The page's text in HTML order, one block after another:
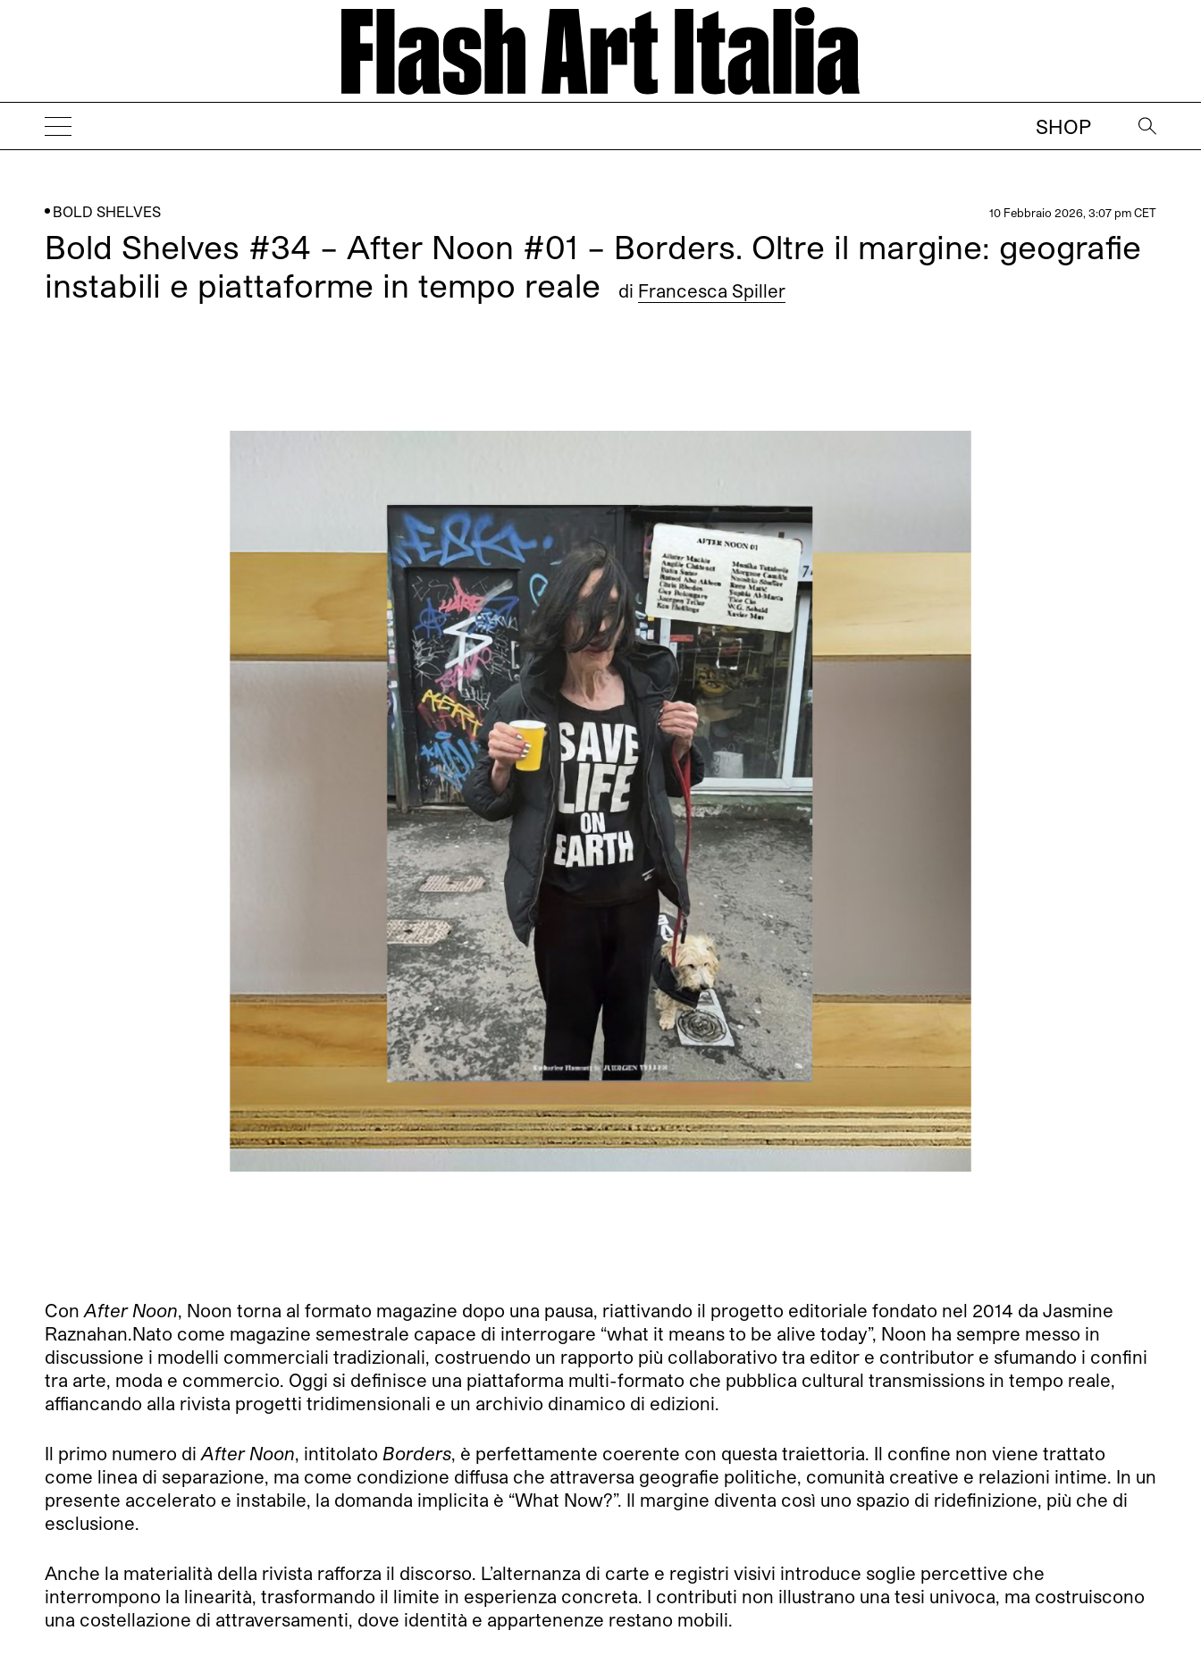
SHOP
→
BOLD SHELVES 10 Febbraio 2026, 3:07 pm CET
Bold Shelves #34 – After Noon #01 – Borders. Oltre il margine: geografie
instabili e piattaforme in tempo reale
di Francesca Spiller
Con After Noon, Noon torna al formato magazine dopo una pausa, riattivando il progetto editoriale fondato nel 2014 da Jasmine
Raznahan.Nato come magazine semestrale capace di interrogare “what it means to be alive today”, Noon ha sempre messo in
discussione i modelli commerciali tradizionali, costruendo un rapporto più collaborativo tra editor e contributor e sfumando i confini
tra arte, moda e commercio. Oggi si definisce una piattaforma multi-formato che pubblica cultural transmissions in tempo reale,
affiancando alla rivista progetti tridimensionali e un archivio dinamico di edizioni.
Il primo numero di After Noon, intitolato Borders, è perfettamente coerente con questa traiettoria. Il confine non viene trattato
come linea di separazione, ma come condizione diffusa che attraversa geografie politiche, comunità creative e relazioni intime. In un
presente accelerato e instabile, la domanda implicita è “What Now?”. Il margine diventa così uno spazio di ridefinizione, più che di
esclusione.
Anche la materialità della rivista rafforza il discorso. L’alternanza di carte e registri visivi introduce soglie percettive che
interrompono la linearità, trasformando il limite in esperienza concreta. I contributi non illustrano una tesi univoca, ma costruiscono
una costellazione di attraversamenti, dove identità e appartenenze restano mobili.